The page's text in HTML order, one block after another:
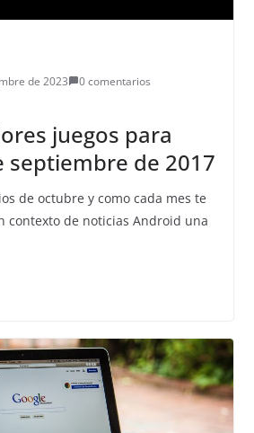
de 2023
0 comentarios
juegos para
septiembre de 2017
de octubre y como cada mes te
contexto de noticias Android una